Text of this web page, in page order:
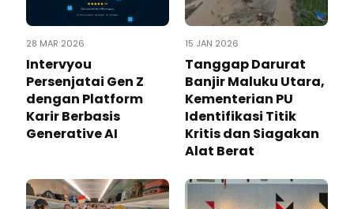
28 MAR 2026
Intervyou
Persenjatai Gen Z
dengan Platform
Karir Berbasis
Generative AI
15 JAN 2026
Tanggap Darurat
Banjir Maluku Utara,
Kementerian PU
Identifikasi Titik
Kritis dan Siagakan
Alat Berat